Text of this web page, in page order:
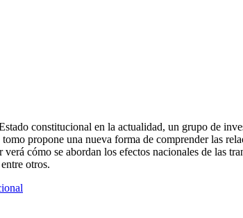
constitucional en la actualidad, un grupo de
propone una nueva forma de comprender las
cómo se abordan los efectos nacionales de las
otros.